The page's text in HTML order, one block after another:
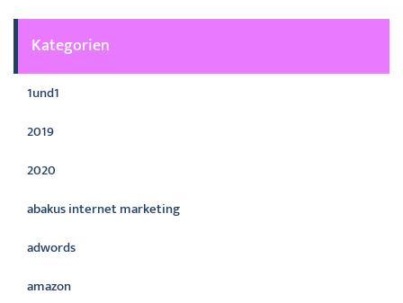
Kategorien
1und1
2019
2020
abakus internet marketing
adwords
amazon